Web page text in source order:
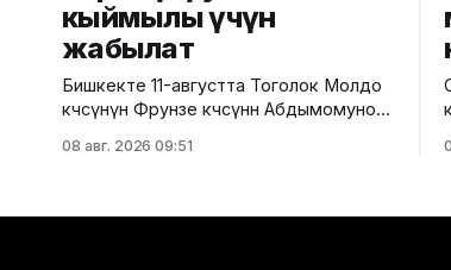
кыймылы үчүн
жабылат
Бишкекте 11-августта Тоголок Молдо
көчөсүнүн Фрунзе көчөсүнөн Абдымомунов
үчүн убактылуу жабылат. Калаа
08 авг. 2026 09:51